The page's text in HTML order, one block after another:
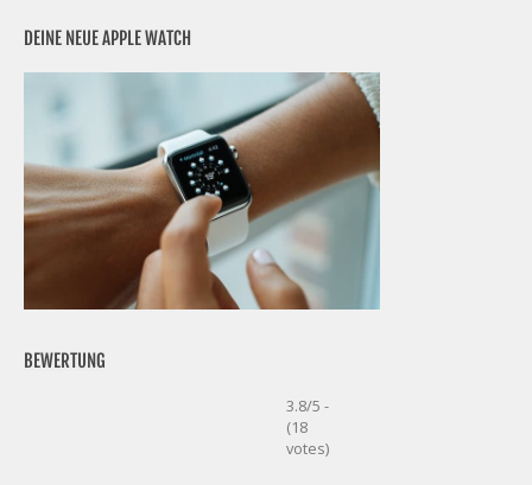
DEINE NEUE APPLE WATCH
BEWERTUNG
3.8/5 -
(18
votes)